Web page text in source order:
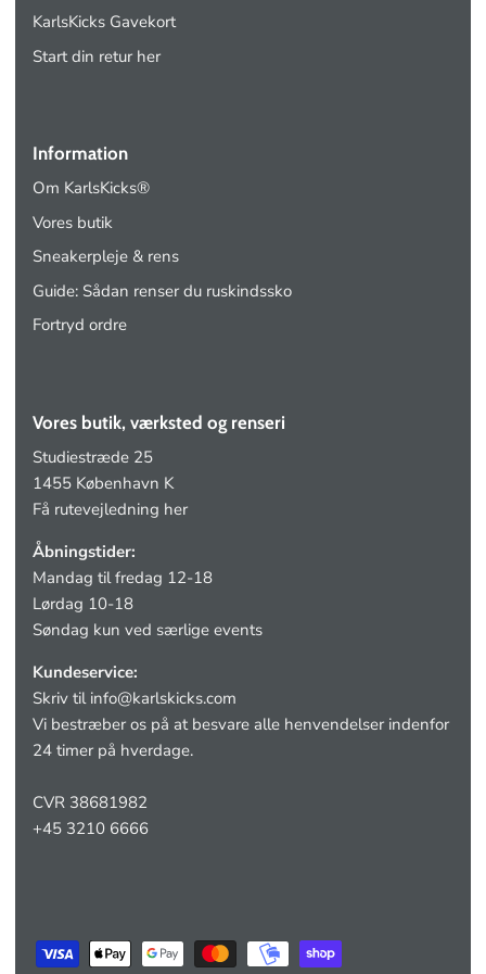
KarlsKicks Gavekort
Start din retur her
Information
Om KarlsKicks®
Vores butik
Sneakerpleje & rens
Guide: Sådan renser du ruskindssko
Fortryd ordre
Vores butik, værksted og renseri
Studiestræde 25
1455 København K
Få rutevejledning her
Åbningstider:
Mandag til fredag 12-18
Lørdag 10-18
Søndag kun ved særlige events
Kundeservice:
Skriv til info@karlskicks.com
Vi bestræber os på at besvare alle henvendelser indenfor
24 timer på hverdage.
CVR 38681982
+45 3210 6666